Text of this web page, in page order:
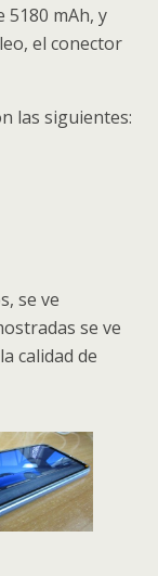
5180 mAh, y
el conector
las siguientes:
se ve
se ve
calidad de